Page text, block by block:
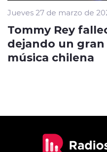
Jueves 27 de marzo de
Tommy Rey
dejando un
música chilena